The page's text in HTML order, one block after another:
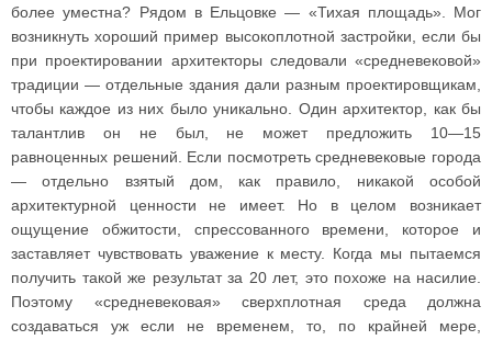
более уместна? Рядом в Ельцовке — «Тихая площадь». Мог
возникнуть хороший пример высокоплотной застройки, если бы
при проектировании архитекторы следовали «средневековой»
традиции — отдельные здания дали разным проектировщикам,
чтобы каждое из них было уникально. Один архитектор, как бы
талантлив он не был, не может предложить 10—15
равноценных решений. Если посмотреть средневековые города
— отдельно взятый дом, как правило, никакой особой
архитектурной ценности не имеет. Но в целом возникает
ощущение обжитости, спрессованного времени, которое и
заставляет чувствовать уважение к месту. Когда мы пытаемся
получить такой же результат за 20 лет, это похоже на насилие.
Поэтому «средневековая» сверхплотная среда должна
создаваться уж если не временем, то, по крайней мере,